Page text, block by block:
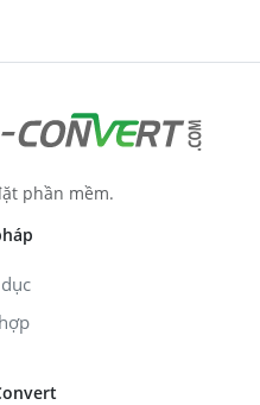
phần mềm.